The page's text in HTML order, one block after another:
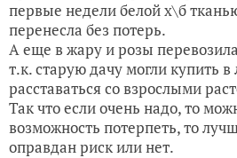
первые недели белой х\б
перенесла без потерь.
А еще в жару и розы
т.к. старую дачу могли купить
расставаться со взрослыми
Так что если очень надо, то
возможность потерпеть, то
оправдан риск или нет.